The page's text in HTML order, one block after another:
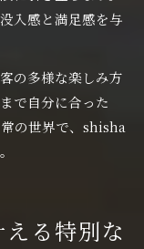
入感と満足感を与
の多様な楽しみ方
で自分に合った
の世界で、shisha
る特別な